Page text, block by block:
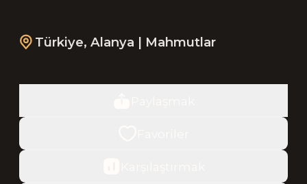
Türkiye, Alanya | Mahmutlar